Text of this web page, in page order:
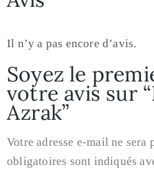
Il n’y a pas encore d’avis.
Soyez le
votre avis sur
Azrak”
Votre adresse e-mail ne sera
obligatoires sont indiqués